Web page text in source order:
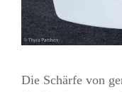
Die Schärfe von